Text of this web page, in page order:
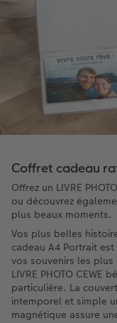
Coffret cadeau
Offrez un LIVRE
ou découvrez
plus beaux moments.
Vos plus belles
cadeau A4 Portrait
vos souvenirs les
LIVRE PHOTO CEWE
particulière. La
intemporel et simple
magnétique assure